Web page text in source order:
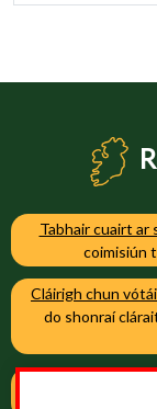
Tabhair cuairt ar
coimisiún
Cláirigh chun
do shonraí